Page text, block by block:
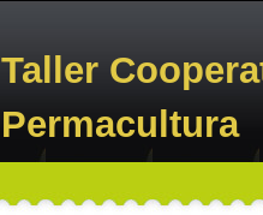
Taller
Permacultura